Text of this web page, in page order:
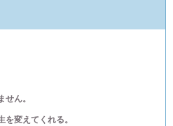
ん。
変えてくれる。